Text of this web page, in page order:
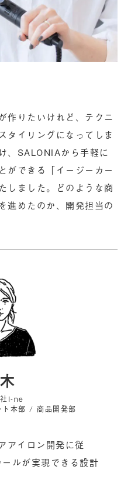
作りたいけれど、テクニ
タイリングになってしま
、SALONIAから手軽に
ができる「イージーカー
しました。どのような商
進めたのか、開発担当の
I-ne
ト本部 / 商品開発部
アイロン開発に従
ルが実現できる設計